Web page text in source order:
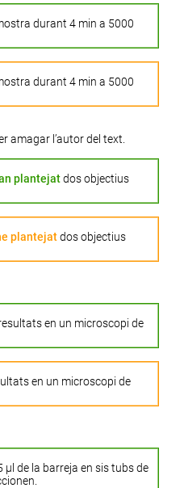
durant 4 min a 5000
durant 4 min a 5000
amagar l’autor del text.
plantejatdos objectius
plantejatdos objectius
en un microscopi de
en un microscopi de
μl de la barreja en sis tubs de